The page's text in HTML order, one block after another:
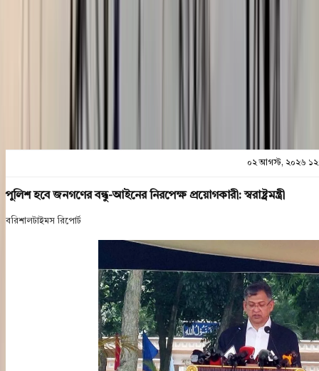
প্রিন্ট এন্ড সেভ
০২ আগস্ট, ২০২৬
পুলিশ হবে জনগণের বন্ধু-আইনের নিরপেক্ষ প্রয়োগকারী: স্বরাষ্ট্রমন্ত্রী
বরিশালটাইমস রিপোর্ট